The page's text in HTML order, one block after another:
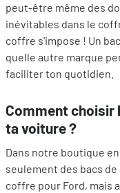
peut-être même des
inévitables dans le
coffre s'impose ! Un
quelle autre marque
faciliter ton quotidien.
Comment choisir
ta voiture ?
Dans notre boutique
seulement des bacs
coffre pour Ford, mais